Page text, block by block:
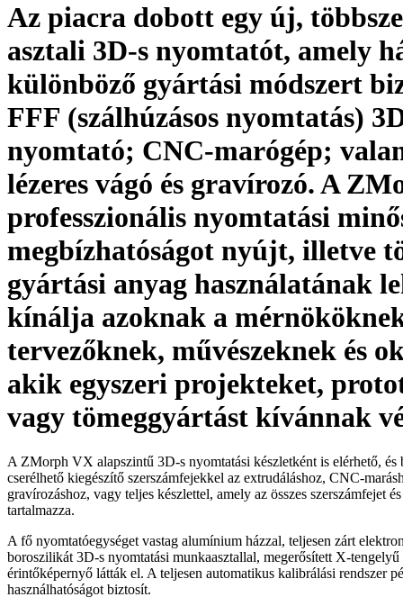
Az piacra dobott egy új,
asztali 3D-s nyomtatót, amely
különböző gyártási módszert
FFF (szálhúzásos nyomtatás)
nyomtató; CNC-marógép;
lézeres vágó és gravírozó. A
professzionális nyomtatási
megbízhatóságot nyújt, illetve
gyártási anyag használatának
kínálja azoknak a
tervezőknek, művészeknek és
akik egyszeri projekteket,
vagy tömeggyártást kívánnak
A ZMorph VX alapszintű 3D-s nyomtatási készletként is elérhető,
cserélhető kiegészítő szerszámfejekkel az extrudáláshoz, CNC-
gravírozáshoz, vagy teljes készlettel, amely az összes szerszámfejet
tartalmazza.
A fő nyomtatóegységet vastag alumínium házzal, teljesen zárt
boroszilikát 3D-s nyomtatási munkaasztallal, megerősített X-
érintőképernyő látták el. A teljesen automatikus kalibrálási rendszer
használhatóságot biztosít.